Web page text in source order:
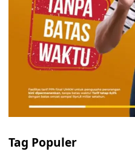
Tag Populer